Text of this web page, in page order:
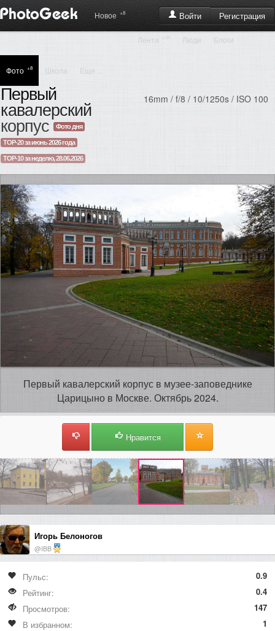
Войти Регистрация
Новое +8
Лента Люди Блоги
Фото +8 Школа Еще ...
Первый
кавалерский
корпус
Фото дня
TOP-20 за июнь 2026 года
TOP-10 за неделю, 28.06.2026
16mm / f/8 / 10/1250s / ISO 100
Первый кавалерский корпус в музее-заповеднике
Царицыно в Москве. Октябрь 2024.
Нравится
Игорь Белоногов
@IBB
Пульс:
0.9
Рейтинг:
0.4
Просмотров:
147
В избранном:
1